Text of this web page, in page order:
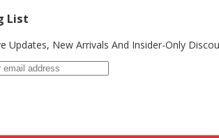
List
Updates, New Arrivals And Insider-Only